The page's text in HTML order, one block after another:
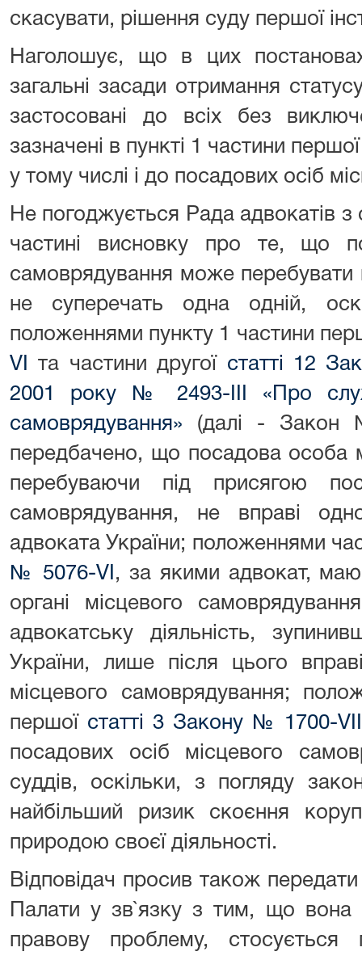
скасувати, рішення суду першої
Наголошує, що в цих
загальні засади отримання
застосовані до всіх без
зазначені в пункті 1 частини
у тому числі і до посадових осіб
Не погоджується Рада адвокатів
частині висновку про те, що
самоврядування може перебувати
не суперечать одна одній,
положеннями пункту 1 частини
VI
та частини другої статті 12
2001 року № 2493-III «Про
самоврядування» (далі - Закон
передбачено, що посадова особа
перебуваючи під присягою
самоврядування, не вправі
адвоката України; положеннями
№ 5076-VI , за якими адвокат,
органі місцевого
адвокатську діяльність,
України, лише після цього
місцевого самоврядування;
першої статті 3 Закону № 1700-VII
посадових осіб місцевого
суддів, оскільки, з погляду
найбільший ризик скоєння
природою своєї діяльності.
Відповідач просив також
Палати у зв`язку з тим, що вона
правову проблему,